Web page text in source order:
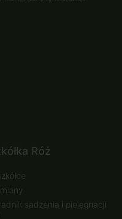
Róż
sadzenia i pielęgnacji